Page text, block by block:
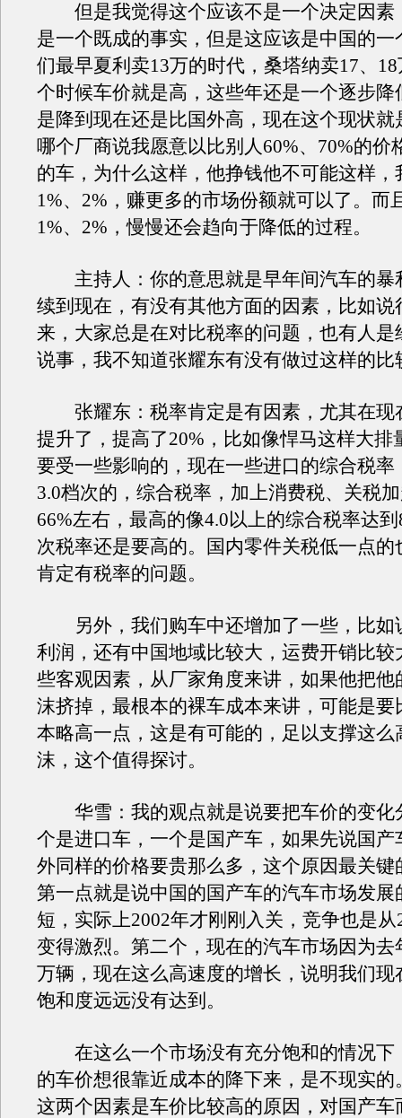
但是我觉得这个应该不是一个决定因素
是一个既成的事实，但是这应该是中国的一
们最早夏利卖13万的时代，桑塔纳卖17、
个时候车价就是高，这些年还是一个逐步降
是降到现在还是比国外高，现在这个现状就
哪个厂商说我愿意以比别人60%、70%的价
的车，为什么这样，他挣钱他不可能这样，
1%、2%，赚更多的市场份额就可以了。而
1%、2%，慢慢还会趋向于降低的过程。
主持人：你的意思就是早年间汽车的暴
续到现在，有没有其他方面的因素，比如说
来，大家总是在对比税率的问题，也有人是
说事，我不知道张耀东有没有做过这样的比
张耀东：税率肯定是有因素，尤其在现
提升了，提高了20%，比如像悍马这样大排
要受一些影响的，现在一些进口的综合税
3.0档次的，综合税率，加上消费税、关税
66%左右，最高的像4.0以上的综合税率达
次税率还是要高的。国内零件关税低一点的
肯定有税率的问题。
另外，我们购车中还增加了一些，比如
利润，还有中国地域比较大，运费开销比较
些客观因素，从厂家角度来讲，如果他把他
沫挤掉，最根本的裸车成本来讲，可能是要
本略高一点，这是有可能的，足以支撑这么
沫，这个值得探讨。
华雪：我的观点就是说要把车价的变化
个是进口车，一个是国产车，如果先说国产
外同样的价格要贵那么多，这个原因最关键
第一点就是说中国的国产车的汽车市场发展
短，实际上2002年才刚刚入关，竞争也是从
变得激烈。第二个，现在的汽车市场因为去
万辆，现在这么高速度的增长，说明我们现
饱和度远远没有达到。
在这么一个市场没有充分饱和的情况下
的车价想很靠近成本的降下来，是不现实的
这两个因素是车价比较高的原因，对国产车